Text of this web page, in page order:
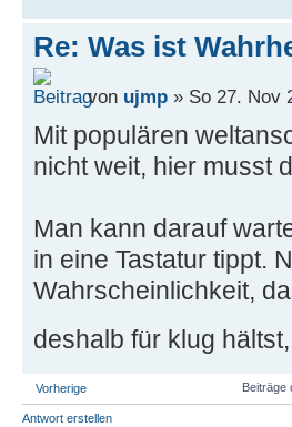
Re: Was ist
von ujmp » So 27. Nov
Mit populären
nicht weit, hier musst
Man kann darauf
in eine Tastatur tippt.
Wahrscheinlichkeit,
deshalb für klug
Vorherige Beiträge
Antwort erstellen